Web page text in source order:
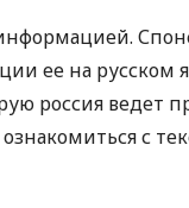
ее на русском
россия ведет
с